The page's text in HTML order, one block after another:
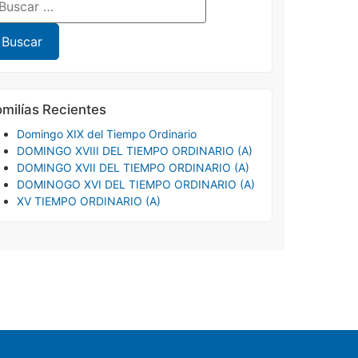
Recientes
Domingo XIX del Tiempo Ordinario
DOMINGO XVIII DEL TIEMPO ORDINARIO (A)
DOMINGO XVII DEL TIEMPO ORDINARIO (A)
DOMINOGO XVI DEL TIEMPO ORDINARIO (A)
XV TIEMPO ORDINARIO (A)